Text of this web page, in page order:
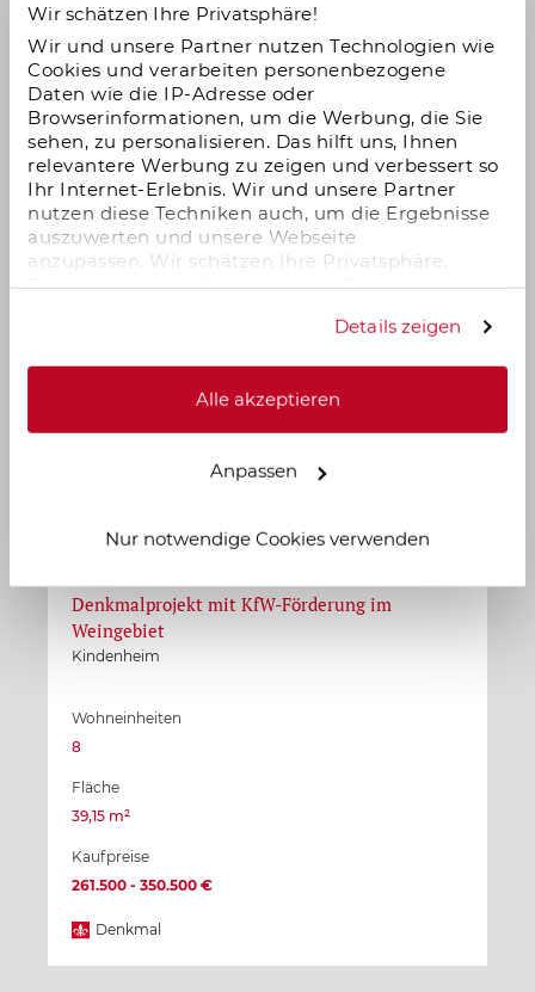
Wir schätzen Ihre Privatsphäre!
Wir und unsere Partner nutzen Technologien wie
Cookies und verarbeiten personenbezogene
Daten wie die IP-Adresse oder
Browserinformationen, um die Werbung, die Sie
sehen, zu personalisieren. Das hilft uns, Ihnen
relevantere Werbung zu zeigen und verbessert so
Ihr Internet-Erlebnis. Wir und unsere Partner
nutzen diese Techniken auch, um die Ergebnisse
auszuwerten und unsere Webseite
anzupassen. Wir schätzen Ihre Privatsphäre.
Daher fragen wir Sie hiermit um Erlaubnis zum
Details zeigen
Alle akzeptieren
Anpassen
Nur notwendige Cookies verwenden
Sachsen-Anhalt
Schleswig Holstein
Thüringen
Entwicklung der Grunderwerbsteuer im
Bundesland Rheinland-Pfalz
Die Grafik darf bei Nennung des Urhebers ESTADOR
GmbH gern online geteilt oder auf Websites benutzt
werden. Dabei ist die Seite als Quelle zu verwenden.
Denkmalprojekt mit KfW-Förderung im
Weingebiet
Kindenheim
Wohneinheiten
8
Fläche
39,15 m²
Kaufpreise
261.500 - 350.500 €
Denkmal